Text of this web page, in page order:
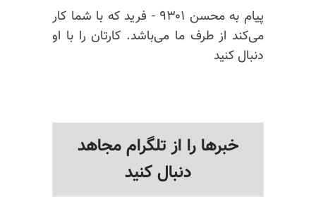
پیام به محسن ۹۳۰۱ - فرید که با شما کار
می‌کند از طرف ما می‌باشد. کارتان را با او
دنبال کنید
خبرها را از تلگرام مجاهد
دنبال کنید